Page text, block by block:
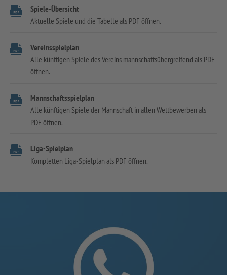
Spiele-Übersicht
Aktuelle Spiele und die Tabelle als PDF öffnen.
Vereinsspielplan
Alle künftigen Spiele des Vereins mannschaftsübergreifend als PDF
öffnen.
Mannschaftsspielplan
Alle künftigen Spiele der Mannschaft in allen Wettbewerben als
PDF öffnen.
Liga-Spielplan
Kompletten Liga-Spielplan als PDF öffnen.